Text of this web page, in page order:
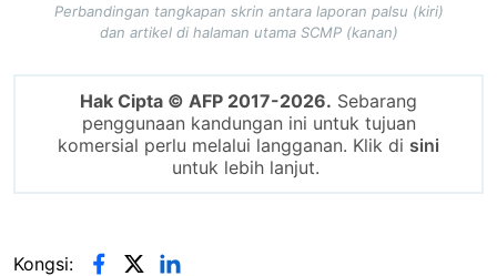
Perbandingan tangkapan skrin antara laporan palsu (kiri)
dan artikel di halaman utama SCMP (kanan)
Hak Cipta © AFP 2017-2026. Sebarang
penggunaan kandungan ini untuk tujuan
komersial perlu melalui langganan. Klik di sini
untuk lebih lanjut.
Kongsi: